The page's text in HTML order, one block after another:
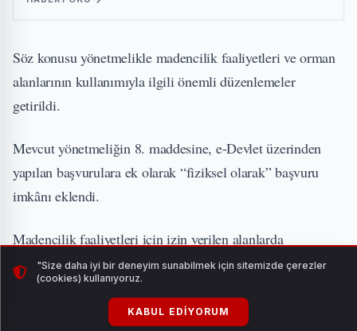
Söz konusu yönetmelikle madencilik faaliyetleri ve orman
alanlarının kullanımıyla ilgili önemli düzenlemeler
getirildi.
Mevcut yönetmeliğin 8. maddesine, e-Devlet üzerinden
yapılan başvurulara ek olarak “fiziksel olarak” başvuru
imkânı eklendi.
Madencilik faaliyetleri için izin verilen alanlarda
rehabilitasyon zorunluluğu güncellendi. I, II (a), II (b) ve II
(c) Grubu açık işletme madenciliğinde, bir ruhsat
sahasında rehabilitasyona konu izinlerin toplamı 10 hektarı
"Size daha iyi bir deneyim sunabilmek için sitemizde çerezler
(cookies) kullanıyoruz.
KABUL EDIYORUM